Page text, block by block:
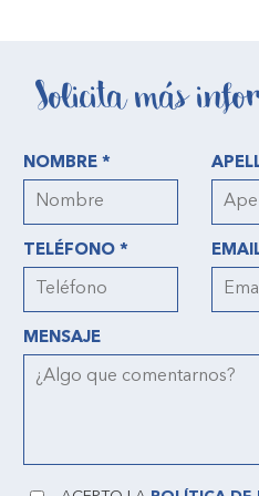
Solicita más
NOMBRE *
TELÉFONO *
MENSAJE